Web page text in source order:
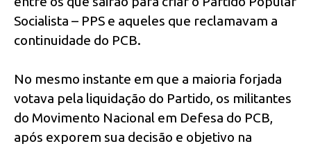
Socialista – PPS e aqueles que reclamavam a
continuidade do PCB.
No mesmo instante em que a maioria forjada
votava pela liquidação do Partido, os militantes
do Movimento Nacional em Defesa do PCB,
após exporem sua decisão e objetivo na